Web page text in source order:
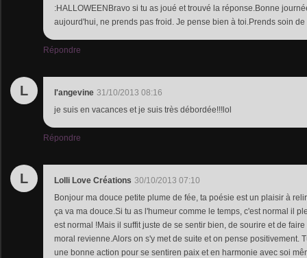
:HALLOWEENBravo si tu as joué et trouvé la réponse.Bonne
aujourd'hui, ne prends pas froid. Je pense bien à toi.Prends soin
Répondre
L l'angevine 31/10/2013 08:16
je suis en vacances et je suis très débordée!!!lol
Répondre
L Lolli Love Créations 30/10/2013 07:10
Bonjour ma douce petite plume de fée, ta poésie est un plaisir à
ça va ma douce.Si tu as l'humeur comme le temps, c'est normal il
est normal !Mais il suffit juste de se sentir bien, de sourire et de
moral revienne.Alors on s'y met de suite et on pense positivement.
une bonne action pour se sentiren paix et en harmonie avec soi